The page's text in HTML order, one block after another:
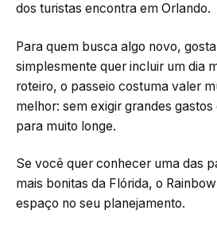
dos turistas encontra em Orlando.
Para quem busca algo novo,
simplesmente quer incluir um dia
roteiro, o passeio costuma valer
melhor: sem exigir grandes
para muito longe.
Se você quer conhecer uma das
mais bonitas da Flórida, o
espaço no seu planejamento.